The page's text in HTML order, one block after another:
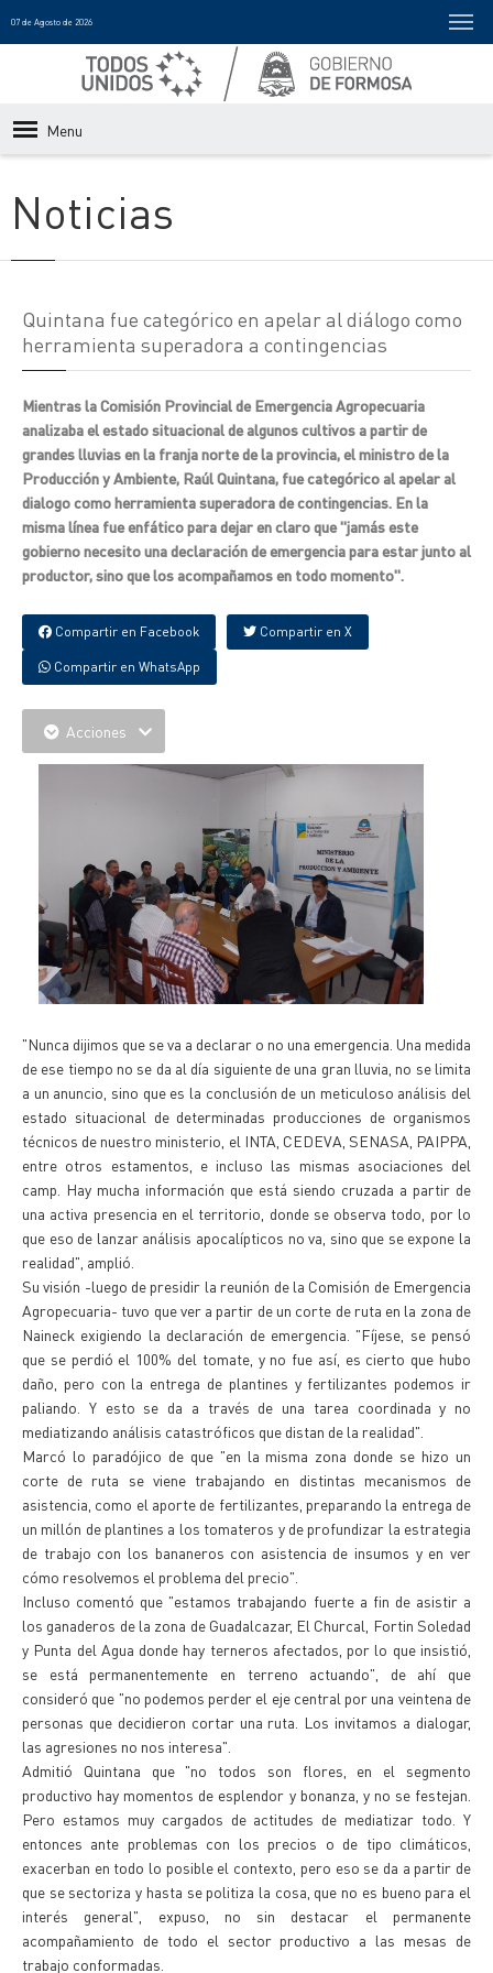
07 de Agosto de 2026
Menu
Noticias
Quintana fue categórico en apelar al diálogo como
herramienta superadora a contingencias
Mientras la Comisión Provincial de Emergencia Agropecuaria
analizaba el estado situacional de algunos cultivos a partir de
grandes lluvias en la franja norte de la provincia, el ministro de la
Producción y Ambiente, Raúl Quintana, fue categórico al apelar al
dialogo como herramienta superadora de contingencias. En la
misma línea fue enfático para dejar en claro que "jamás este
gobierno necesito una declaración de emergencia para estar junto al
productor, sino que los acompañamos en todo momento".
Compartir en Facebook Compartir en X
Compartir en WhatsApp
Acciones
"Nunca dijimos que se va a declarar o no una emergencia. Una medida
de ese tiempo no se da al día siguiente de una gran lluvia, no se limita
a un anuncio, sino que es la conclusión de un meticuloso análisis del
estado situacional de determinadas producciones de organismos
técnicos de nuestro ministerio, el INTA, CEDEVA, SENASA, PAIPPA,
entre otros estamentos, e incluso las mismas asociaciones del
camp. Hay mucha información que está siendo cruzada a partir de
una activa presencia en el territorio, donde se observa todo, por lo
que eso de lanzar análisis apocalípticos no va, sino que se expone la
realidad", amplió.
Su visión -luego de presidir la reunión de la Comisión de Emergencia
Agropecuaria- tuvo que ver a partir de un corte de ruta en la zona de
Naineck exigiendo la declaración de emergencia. "Fíjese, se pensó
que se perdió el 100% del tomate, y no fue así, es cierto que hubo
daño, pero con la entrega de plantines y fertilizantes podemos ir
paliando. Y esto se da a través de una tarea coordinada y no
mediatizando análisis catastróficos que distan de la realidad".
Marcó lo paradójico de que "en la misma zona donde se hizo un
corte de ruta se viene trabajando en distintas mecanismos de
asistencia, como el aporte de fertilizantes, preparando la entrega de
un millón de plantines a los tomateros y de profundizar la estrategia
de trabajo con los bananeros con asistencia de insumos y en ver
cómo resolvemos el problema del precio".
Incluso comentó que "estamos trabajando fuerte a fin de asistir a
los ganaderos de la zona de Guadalcazar, El Churcal, Fortin Soledad
y Punta del Agua donde hay terneros afectados, por lo que insistió,
se está permanentemente en terreno actuando", de ahí que
consideró que "no podemos perder el eje central por una veintena de
personas que decidieron cortar una ruta. Los invitamos a dialogar,
las agresiones no nos interesa".
Admitió Quintana que "no todos son flores, en el segmento
productivo hay momentos de esplendor y bonanza, y no se festejan.
Pero estamos muy cargados de actitudes de mediatizar todo. Y
entonces ante problemas con los precios o de tipo climáticos,
exacerban en todo lo posible el contexto, pero eso se da a partir de
que se sectoriza y hasta se politiza la cosa, que no es bueno para el
interés general", expuso, no sin destacar el permanente
acompañamiento de todo el sector productivo a las mesas de
trabajo conformadas.